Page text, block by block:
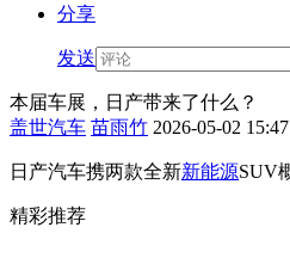
分享
发送
本届车展，日产带来了什么？
盖世汽车 苗雨竹 2026-05-02
日产汽车携两款全新新能源SUV
精彩推荐